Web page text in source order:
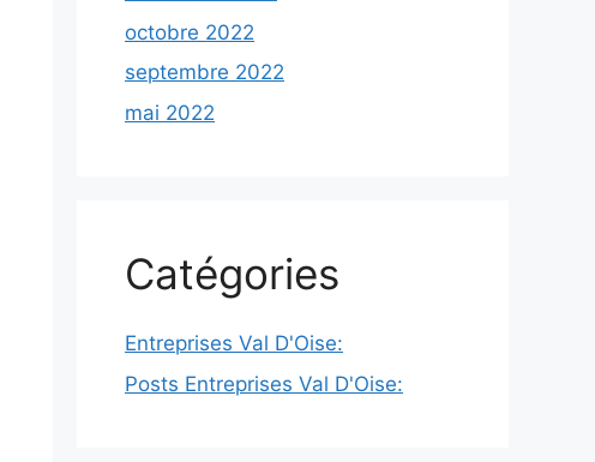
octobre 2022
septembre 2022
mai 2022
Catégories
Entreprises Val D'Oise:
Posts Entreprises Val D'Oise: